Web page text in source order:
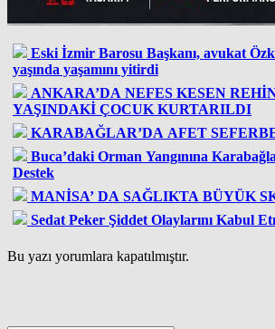
Eski İzmir Barosu Başkanı, avukat
yaşında yaşamını yitirdi
ANKARA’DA NEFES KESEN
YAŞINDAKİ ÇOCUK KURTARILDI
KARABAĞLAR’DA AFET
Buca’daki Orman Yangınına
Destek
MANİSA’ DA SAĞLIKTA BÜYÜK
Sedat Peker Şiddet Olaylarını Kabul
Bu yazı yorumlara kapatılmıştır.